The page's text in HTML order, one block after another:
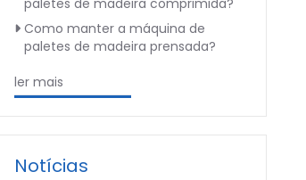
paletes de madeira comprimida?
Como manter a máquina de
paletes de madeira prensada?
ler mais
Notícias